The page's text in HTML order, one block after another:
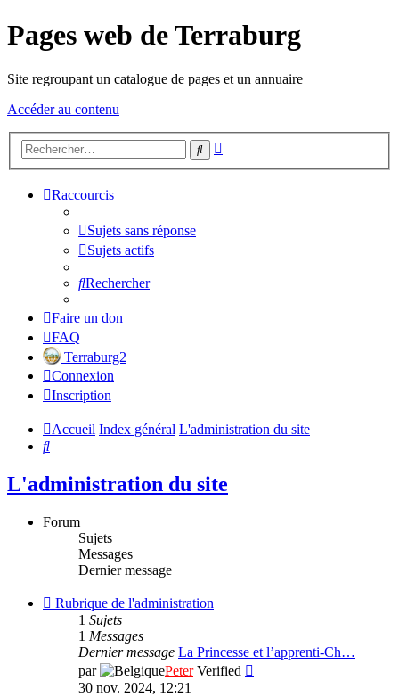
Pages web de Terraburg
Site regroupant un catalogue de pages et un annuaire
Accéder au contenu
Rechercher
Raccourcis
Sujets sans réponse
Sujets actifs
Rechercher
Faire un don
FAQ
Terraburg2
Connexion
Inscription
Accueil Index général L'administration du site
Rechercher
L'administration du site
Forum
Sujets
Messages
Dernier message
Flux
Rubrique
l'administration
Rubrique de l'administration
1 Sujets
1 Messages
Dernier message La Princesse et l’apprenti-Ch…
par
Peter Verified
30 nov. 2024, 12:21